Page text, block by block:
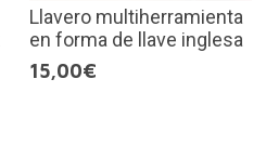
Llavero multiherramienta
en forma de llave inglesa
15,00€